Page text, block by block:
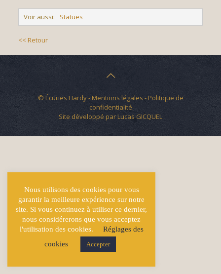
Voir aussi: Statues
<< Retour
© Écuries Hardy -Mentions légales - Politique de
confidentialité
Site développé parLucas GICQUEL
Nous utilisons des cookies pour vous
garantir la meilleure expérience sur notre
site. Si vous continuez à utiliser ce dernier,
nous considérerons que vous acceptez
l'utilisation des cookies.
Réglages des
cookies
Accepter